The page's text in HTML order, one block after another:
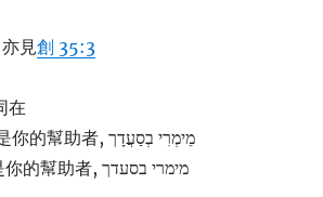
亦見創 35:3
在
ONK: 我的道將是你的幫助者, מֵימְרִי בְסַעֲדָך
PAL: 我的道將是你的幫助者, מימרי בסעדך